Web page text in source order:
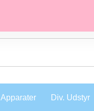
Apparater Div. Udstyr